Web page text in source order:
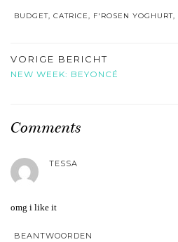
BUDGET, CATRICE, F'ROSEN YOGHURT,
VORIGE BERICHT
NEW WEEK: BEYONCÉ
Comments
TESSA
omg i like it
BEANTWOORDEN